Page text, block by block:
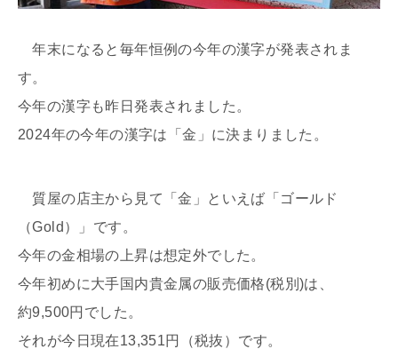
年末になると毎年恒例の今年の漢字が発表されま
す。
今年の漢字も昨日発表されました。
2024年の今年の漢字は「金」に決まりました。
質屋の店主から見て「金」といえば「ゴールド
（Gold）」です。
今年の金相場の上昇は想定外でした。
今年初めに大手国内貴金属の販売価格(税別)は、
約9,500円でした。
それが今日現在13,351円（税抜）です。